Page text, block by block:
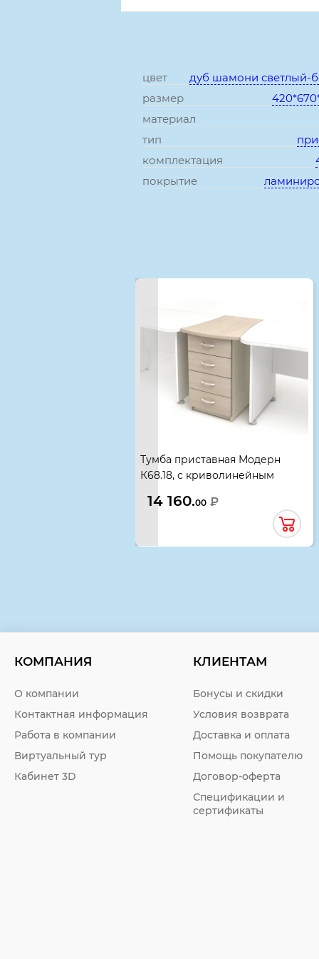
цвет
дуб шамони светлый-
размер
материал
тип
комплектация
покрытие
Тумба приставная Модерн
К68.18, с криволинейным
светлый
14 160.00 ₽
КОМПАНИЯ
О компании
Контактная информация
Работа в компании
Виртуальный тур
Кабинет 3D
КЛИЕНТАМ
Бонусы и скидки
Условия возврата
Доставка и оплата
Помощь покупателю
Договор-оферта
Спецификации и
сертификаты